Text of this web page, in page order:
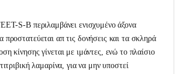
S-B περιλαμβάνει ενισχυμένο άξονα
απ τις δονήσεις και τα σκληρά
κίνησης γίνεται με ιμάντες, ενώ το πλαίσιο
λαμαρίνα, για να μην υποστεί